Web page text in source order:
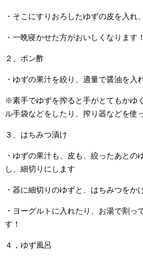
・そこにすりおろしたゆずの皮を入れ
・一晩寝かせた方がおいしくなります！
２、ポン酢
・ゆずの果汁を絞り、適量で醤油を入
※素手でゆずを搾ると手がとてもかゆ
ル手袋などをしたり、搾り器などを使
３、はちみつ漬け
・ゆずの果汁も、皮も、絞ったあとの
し、細切りにします
・器に細切りのゆずと、はちみつをか
・ヨーグルトに入れたり、お湯で割っ
す！
４，ゆず風呂